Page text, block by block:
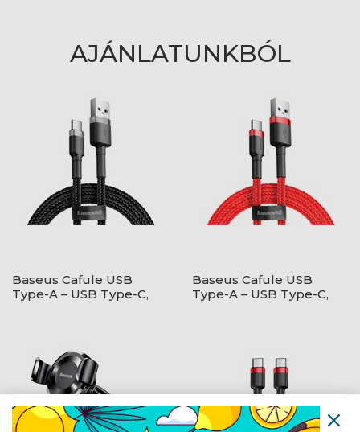
AJÁNLATUNKBÓL
Baseus Cafule USB
Type-A – USB Type-C,
Baseus Cafule USB
Type-A – USB Type-C,